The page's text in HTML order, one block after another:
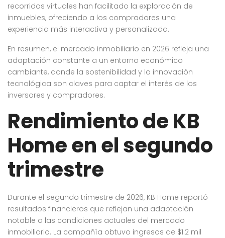
recorridos virtuales han facilitado la exploración de
inmuebles, ofreciendo a los compradores una
experiencia más interactiva y personalizada.
En resumen, el mercado inmobiliario en 2026 refleja una
adaptación constante a un entorno económico
cambiante, donde la sostenibilidad y la innovación
tecnológica son claves para captar el interés de los
inversores y compradores.
Rendimiento de KB
Home en el segundo
trimestre
Durante el segundo trimestre de 2026, KB Home reportó
resultados financieros que reflejan una adaptación
notable a las condiciones actuales del mercado
inmobiliario. La compañía obtuvo ingresos de $1.2 mil